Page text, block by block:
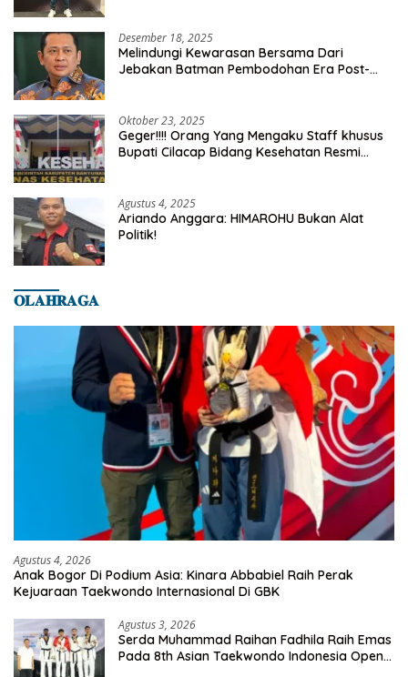
Desember 18, 2025
Melindungi Kewarasan Bersama Dari
Jebakan Batman Pembodohan Era Post-
Oktober 23, 2025
Geger!!!! Orang Yang Mengaku Staff khusus
Bupati Cilacap Bidang Kesehatan Resmi
Agustus 4, 2025
Ariando Anggara: HIMAROHU Bukan Alat
Politik!
𝐎𝐋𝐀𝐇𝐑𝐀𝐆𝐀
Agustus 4, 2026
Anak Bogor Di Podium Asia: Kinara Abbabiel Raih Perak
Kejuaraan Taekwondo Internasional Di GBK
Agustus 3, 2026
Serda Muhammad Raihan Fadhila Raih Emas
Pada 8th Asian Taekwondo Indonesia Open